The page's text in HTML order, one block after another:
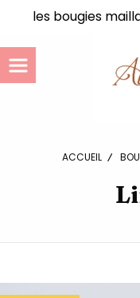
les bougies
ACCUEIL